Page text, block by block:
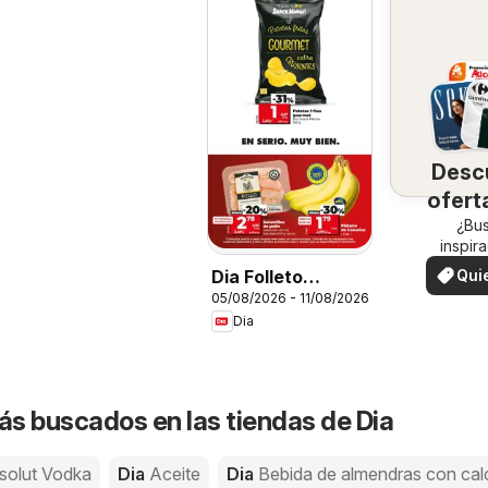
Dia Folleto
Market
05/08/2026 - 11/08/2026
Dia
su
¡Vea
en su
ver
buscados en las tiendas de Dia
Vodka Dia Aceite Dia Bebida de almendras con